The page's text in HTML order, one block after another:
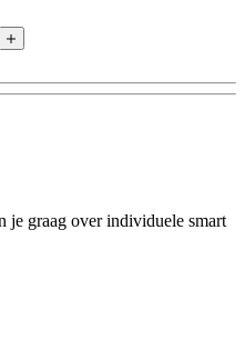
je graag over individuele smart